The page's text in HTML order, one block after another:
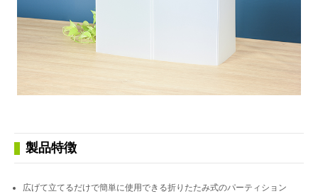
製品特徴
広げて立てるだけで簡単に使用できる折りたたみ式のパーティション